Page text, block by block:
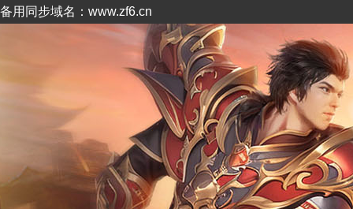
备用同步域名：www.zf6.cn